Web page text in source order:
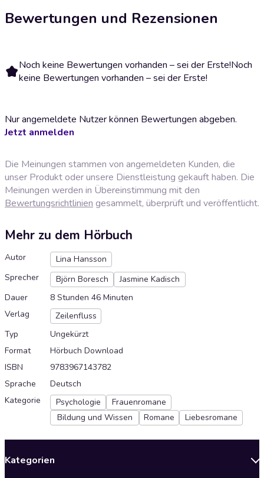
Bewertungen und Rezensionen
Noch keine Bewertungen vorhanden – sei der Erste!Noch
keine Bewertungen vorhanden – sei der Erste!
Nur angemeldete Nutzer können Bewertungen abgeben.
Jetzt anmelden
Die Meinungen stammen von angemeldeten Kunden, die
unser Produkt oder unsere Dienstleistung gekauft haben. Die
Meinungen werden in Übereinstimmung mit den
Bewertungsrichtlinien gesammelt, überprüft und veröffentlicht.
Mehr zu dem Hörbuch
Autor
Lina Hansson
Sprecher
Björn Boresch
Jasmine Kadisch
Dauer
8 Stunden 46 Minuten
Verlag
Zeilenfluss
Typ
Ungekürzt
Format
Hörbuch Download
ISBN
9783967143782
Sprache
Deutsch
Kategorie
Psychologie
Frauenromane
Bildung und Wissen
Romane Liebesromane
Kategorien